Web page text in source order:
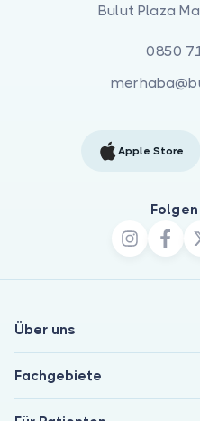
Bulut Plaza
0850
Apple Store
Über uns
Fachgebiete